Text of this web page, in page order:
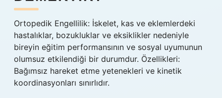
Ortopedik Engellilik: İskelet, kas ve eklemlerdeki
hastalıklar, bozukluklar ve eksiklikler nedeniyle
bireyin eğitim performansının ve sosyal uyumunun
olumsuz etkilendiği bir durumdur. Özellikleri:
Bağımsız hareket etme yetenekleri ve kinetik
koordinasyonları sınırlıdır.